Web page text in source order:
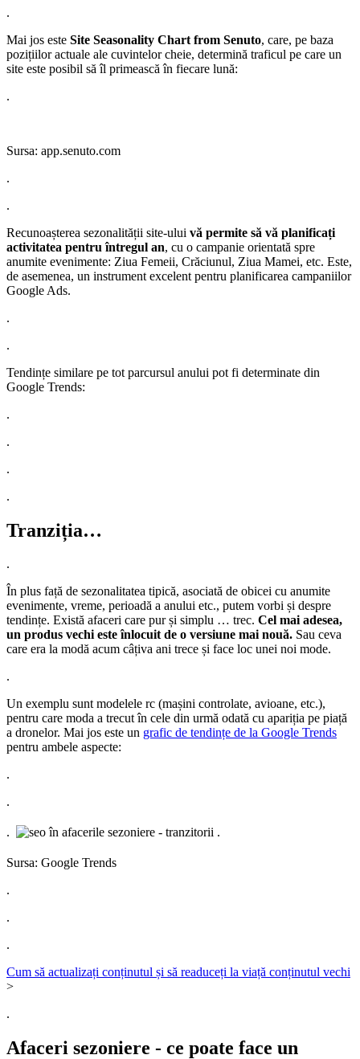
.
Mai jos este Site Seasonality Chart from Senuto, care, pe baza
pozițiilor actuale ale cuvintelor cheie, determină traficul pe care un
site este posibil să îl primească în fiecare lună:
.
Sursa: app.senuto.com
.
.
Recunoașterea sezonalității site-ului vă permite să vă planificați
activitatea pentru întregul an, cu o campanie orientată spre
anumite evenimente: Ziua Femeii, Crăciunul, Ziua Mamei, etc. Este,
de asemenea, un instrument excelent pentru planificarea campaniilor
Google Ads.
.
.
Tendințe similare pe tot parcursul anului pot fi determinate din
Google Trends:
.
.
.
.
Tranziția…
.
În plus față de sezonalitatea tipică, asociată de obicei cu anumite
evenimente, vreme, perioadă a anului etc., putem vorbi și despre
tendințe. Există afaceri care pur și simplu … trec. Cel mai adesea,
un produs vechi este înlocuit de o versiune mai nouă. Sau ceva
care era la modă acum câțiva ani trece și face loc unei noi mode.
.
Un exemplu sunt modelele rc (mașini controlate, avioane, etc.),
pentru care moda a trecut în cele din urmă odată cu apariția pe piață
a dronelor. Mai jos este un grafic de tendințe de la Google Trends
pentru ambele aspecte:
.
.
. .
Sursa: Google Trends
.
.
.
Cum să actualizați conținutul și să readuceți la viață conținutul vechi
>
.
Afaceri sezoniere - ce poate face un